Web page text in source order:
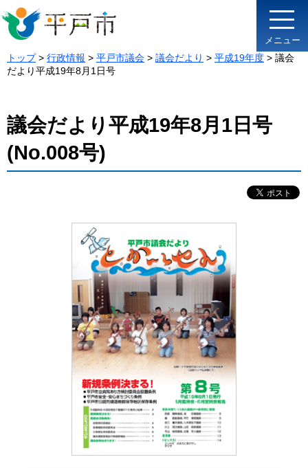
メニュー
トップ> 行政情報 > 平戸市議会 > 議会だより > 平成19年度 > 議会
だより平成19年8月1日号
議会だより平成19年8月1日号
(No.008号)